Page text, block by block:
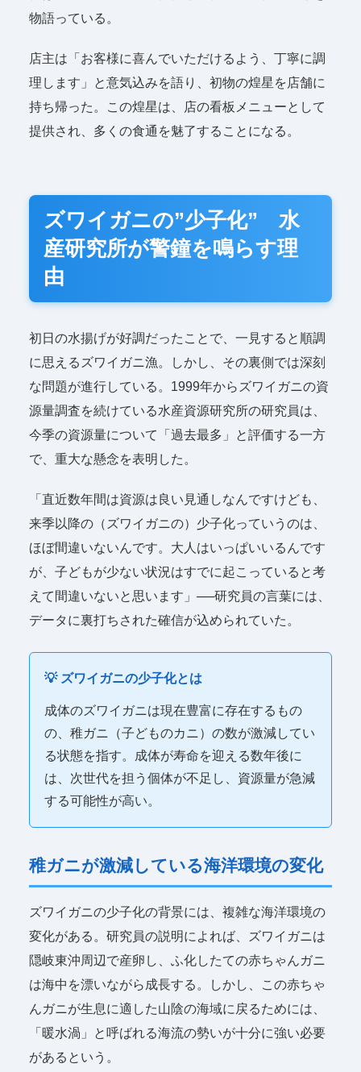
物語っている。
店主は「お客様に喜んでいただけるよう、丁寧に調
理します」と意気込みを語り、初物の煌星を店舗に
持ち帰った。この煌星は、店の看板メニューとして
提供され、多くの食通を魅了することになる。
ズワイガニの”少子化” 水
産研究所が警鐘を鳴らす理
由
初日の水揚げが好調だったことで、一見すると順調
に思えるズワイガニ漁。しかし、その裏側では深刻
な問題が進行している。1999年からズワイガニの資
源量調査を続けている水産資源研究所の研究員は、
今季の資源量について「過去最多」と評価する一方
で、重大な懸念を表明した。
「直近数年間は資源は良い見通しなんですけども、
来季以降の（ズワイガニの）少子化っていうのは、
ほぼ間違いないんです。大人はいっぱいいるんです
が、子どもが少ない状況はすでに起こっていると考
えて間違いないと思います」──研究員の言葉には、
データに裏打ちされた確信が込められていた。
💡 ズワイガニの少子化とは
成体のズワイガニは現在豊富に存在するもの
の、稚ガニ（子どものカニ）の数が激減してい
る状態を指す。成体が寿命を迎える数年後に
は、次世代を担う個体が不足し、資源量が急減
する可能性が高い。
稚ガニが激減している海洋環境の変化
ズワイガニの少子化の背景には、複雑な海洋環境の
変化がある。研究員の説明によれば、ズワイガニは
隠岐東沖周辺で産卵し、ふ化したての赤ちゃんガニ
は海中を漂いながら成長する。しかし、この赤ちゃ
んガニが生息に適した山陰の海域に戻るためには、
「暖水渦」と呼ばれる海流の勢いが十分に強い必要
があるという。